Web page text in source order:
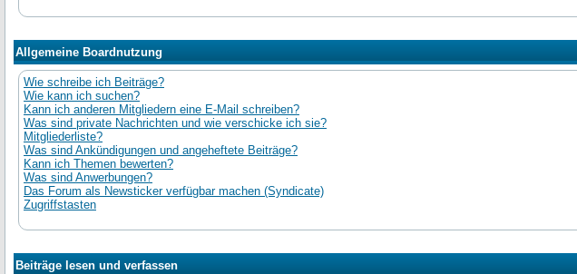
Allgemeine Boardnutzung
Wie schreibe ich Beiträge?
Wie kann ich suchen?
Kann ich anderen Mitgliedern eine E-Mail schreiben?
Was sind private Nachrichten und wie verschicke ich sie?
Mitgliederliste?
Was sind Ankündigungen und angeheftete Beiträge?
Kann ich Themen bewerten?
Was sind Anwerbungen?
Das Forum als Newsticker verfügbar machen (Syndicate)
Zugriffstasten
Beiträge lesen und verfassen